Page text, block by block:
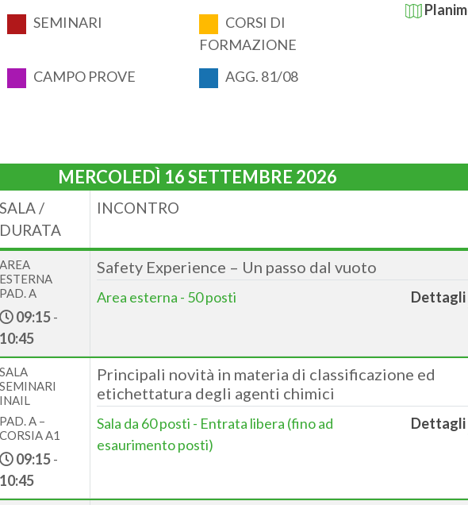
SEMINARI
CORSI DI
FORMAZIONE
CAMPO PROVE
AGG. 81/08
MERCOLEDÌ 16 SETTEMBRE 2026
SALA /
DURATA
INCONTRO
AREA
ESTERNA
PAD. A
09:15-
10:45
Safety Experience – Un passo dal vuoto
Area esterna - 50 posti Dettagli
SALA
SEMINARI
INAIL
PAD. A –
CORSIA A1
09:15-
10:45
Principali novità in materia di classificazione ed
etichettatura degli agenti chimici
Sala da 60 posti - Entrata libera (fino ad
esaurimento posti)
Dettagli